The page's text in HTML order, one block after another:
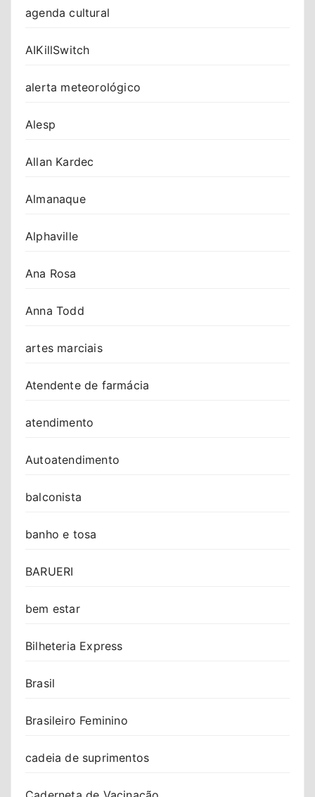
agenda cultural
AIKillSwitch
alerta meteorológico
Alesp
Allan Kardec
Almanaque
Alphaville
Ana Rosa
Anna Todd
artes marciais
Atendente de farmácia
atendimento
Autoatendimento
balconista
banho e tosa
BARUERI
bem estar
Bilheteria Express
Brasil
Brasileiro Feminino
cadeia de suprimentos